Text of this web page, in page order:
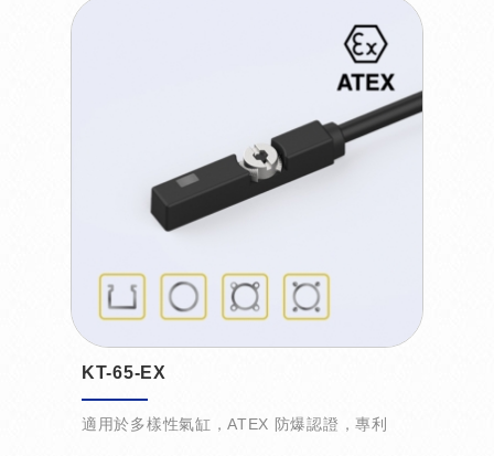
KT-65-EX
適用於多樣性氣缸，ATEX 防爆認證，專利